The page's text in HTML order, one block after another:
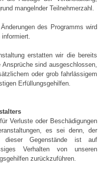
mangelnder Teilnehmerzahl.
des Programms wird
erstatten wir die bereits
sind ausgeschlossen,
oder grob fahrlässigem
Erfüllungsgehilfen.
Verluste oder Beschädigungen
es sei denn, der
dieser Gegenstände ist auf
Verhalten von unseren
zurückzuführen.